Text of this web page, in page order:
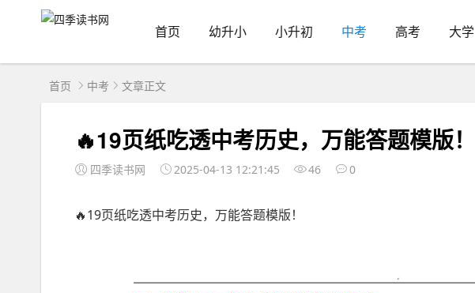
首页 幼升小 小升初 中考 高考 大学
首页 中考 文章正文
🔥19页纸吃透中考历史，万能答题模版！
四季读书网 2025-04-13 12:21:45 46 0
🔥19页纸吃透中考历史，万能答题模版！